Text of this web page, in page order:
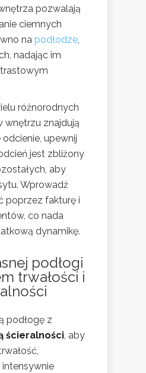
pozwalają
ciemnych
na podłodze,
nadając im
różnorodnych
wnętrzu znajdują
upewnij
jest zbliżony
aby
Wprowadź
poprzez fakturę i
co nada
dynamikę.
podłogi
trwałości i
podłogę z
ścieralności, aby
intensywnie